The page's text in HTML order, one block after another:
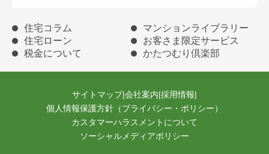
住宅コラム
マンションライブラリー
住宅ローン
お客さま限定サービス
税金について
かたつむり倶楽部
サイトマップ|会社案内|採用情報|
個人情報保護方針（プライバシー・ポリシー）
カスタマーハラスメントについて
ソーシャルメディアポリシー